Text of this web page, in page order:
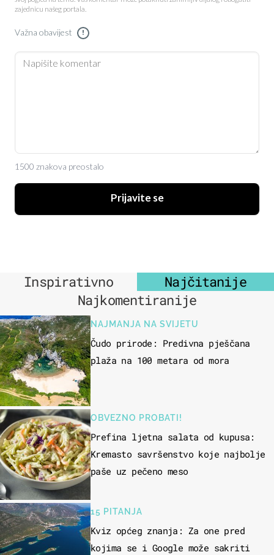
zajednicu našeg portala.
Važna obavijest !
1500 znakova preostalo
Prijavite se
Inspirativno
Najčitanije
Najkomentiranije
NAJMANJA NA SVIJETU
Čudo prirode: Predivna pješčana
plaža na 100 metara od mora
OBVEZNO PROBATI!
Prefina ljetna salata od kupusa:
Kremasto savršenstvo koje najbolje
paše uz pečeno meso
15 PITANJA
Kviz općeg znanja: Za one pred
kojima se i Google može sakriti